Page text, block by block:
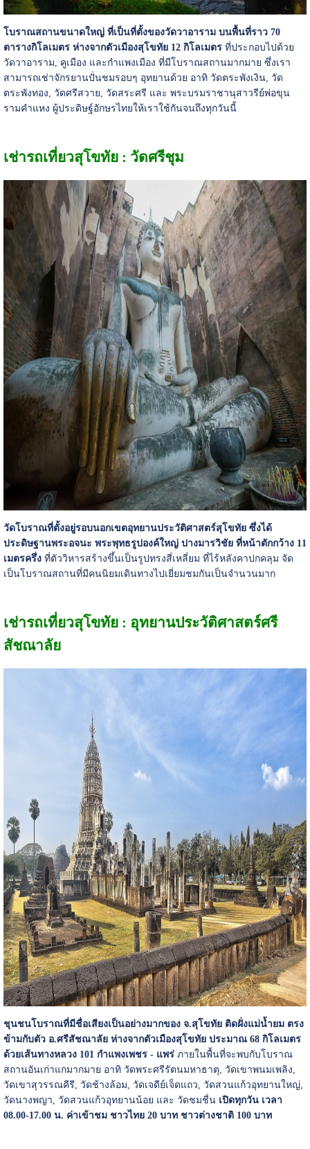
โบราณสถานขนาดใหญ่ ที่เป็นที่ตั้งของวัดวาอาราม บนพื้นที่ราว 70
ตารางกิโลเมตร ห่างจากตัวเมืองสุโขทัย 12 กิโลเมตรที่ประกอบไปด้วย
วัดวาอาราม, คูเมือง และกำแพงเมือง ที่มีโบราณสถานมากมาย ซึ่งเรา
สามารถเช่าจักรยานปั่นชมรอบๆ อุทยานด้วย อาทิ วัดตระพังเงิน, วัด
ตระพังทอง, วัดศรีสวาย, วัดสระศรี และ พระบรมราชานุสาวรีย์พ่อขุน
รามคำแหง ผู้ประดิษฐ์อักษรไทยให้เราใช้กันจนถึงทุกวันนี้
เช่ารถเที่ยวสุโขทัย : วัดศรีชุม
วัดโบราณที่ตั้งอยู่รอบนอกเขตอุทยานประวัติศาสตร์สุโขทัย ซึ่งได้
ประดิษฐานพระอจนะ พระพุทธรูปองค์ใหญ่ ปางมารวิชัย ที่หน้าตักกว้าง 11
เมตรครึ่งที่ตัววิหารสร้างขึ้นเป็นรูปทรงสี่เหลี่ยม ที่ไร้หลังคาปกคลุม จัด
เป็นโบราณสถานที่มีคนนิยมเดินทางไปเยี่ยมชมกันเป็นจำนวนมาก
เช่ารถเที่ยวสุโขทัย : อุทยานประวัติศาสตร์ศรี
สัชณาลัย
ชุนชนโบราณที่มีชื่อเสียงเป็นอย่างมากของ จ.สุโขทัย ติดฝั่งแม่น้ำยม ตรง
ข้ามกับตัว อ.ศรีสัชณาลัย ห่างจากตัวเมืองสุโขทัย ประมาณ 68 กิโลเมตร
ด้วยเส้นทางหลวง 101 กำแพงเพชร - แพร่ภายในพื้นที่จะพบกับโบราณ
สถานอันเก่าแกมากมาย อาทิ วัดพระศรีรัตนมหาธาตุ, วัดเขาพนมเพลิง,
วัดเขาสุวรรณคีรี, วัดช้างล้อม, วัดเจดีย์เจ็ดแถว, วัดสวนแก้วอุทยานใหญ่,
วัดนางพญา, วัดสวนแก้วอุทยานน้อย และ วัดชมชื่นเปิดทุกวัน เวลา
08.00-17.00 น. ค่าเข้าชม ชาวไทย 20 บาท ชาวต่างชาติ 100 บาท